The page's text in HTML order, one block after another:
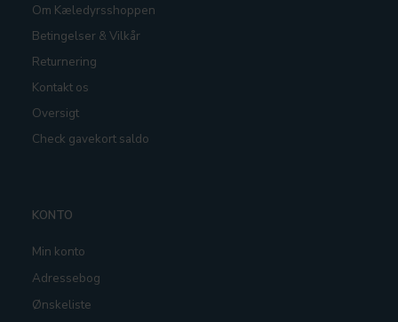
Om Kæledyrsshoppen
Betingelser & Vilkår
Returnering
Kontakt os
Oversigt
Check gavekort saldo
KONTO
Min konto
Adressebog
Ønskeliste